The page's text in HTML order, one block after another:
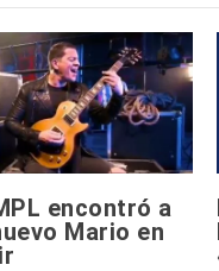
encontró a
Mario en